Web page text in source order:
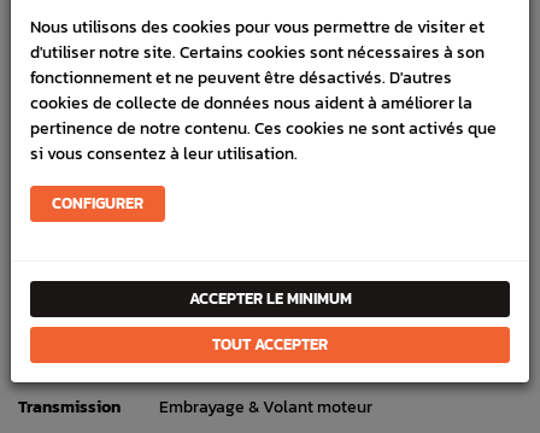
100% sécurisé, payez en 3x, 4x ou 10x avec frais votre
commande
DÉTAILS DU PRODUIT
LIVRAISON
VÉHICULES COMPATIBLE
Référence :3199
En stock :2
FICHE TECHNIQUE
Transmission
Embrayage & Volant moteur
Nous utilisons des cookies pour vous permettre de visiter et
d'utiliser notre site. Certains cookies sont nécessaires à son
fonctionnement et ne peuvent être désactivés. D'autres
cookies de collecte de données nous aident à améliorer la
pertinence de notre contenu. Ces cookies ne sont activés que
si vous consentez à leur utilisation.
CONFIGURER
ACCEPTER LE MINIMUM
TOUT ACCEPTER